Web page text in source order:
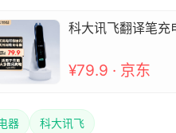
科大讯飞翻译笔充
¥79.9 · 京东
器 科大讯飞